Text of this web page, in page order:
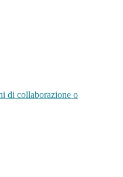
di collaborazione o